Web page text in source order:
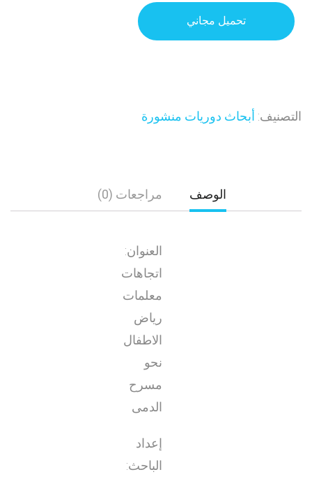
تحميل مجاني
التصنيف: أبحاث دوريات منشورة
الوصف مراجعات (0)
العنوان:
اتجاهات
معلمات
رياض
الاطفال
نحو
مسرح
الدمى
إعداد
الباحث: